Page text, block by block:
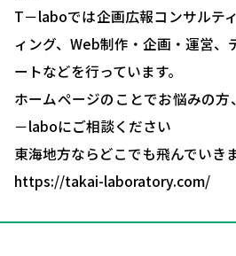
T－laboでは企画広報コンサルテ
ィング、Web制作・企画・運営、
ートなどを行っています。
ホームページのことでお悩みの
－laboにご相談ください
東海地方ならどこでも飛んでいき
https://takai-laboratory.com/